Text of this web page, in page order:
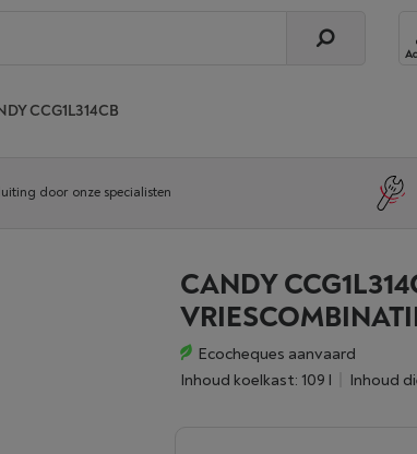
CCG1L314CB
door onze specialisten
CANDY
Ecocheques aanvaard
Inhoud koelkast: 109 l
Inhoud